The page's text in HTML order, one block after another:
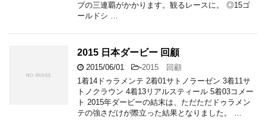
プの三連覇がかかります。観るレースに。 ◎15ゴ
ールドシ …
2015 日本ダービー 回顧
2015/06/01 -2015 回顧
1着14ドゥラメンテ 2着01サトノラーゼン 3着11サ
トノクラウン 4着13リアルスティール 5着03コメー
ト 2015年ダービーの結末は、ただただドゥラメン
テの強さだけが際立った結果となりました。 …